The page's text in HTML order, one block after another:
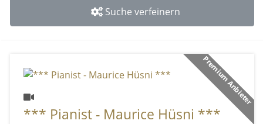
Suche verfeinern
Premium Anbieter
*** Pianist - Maurice Hüsni ***